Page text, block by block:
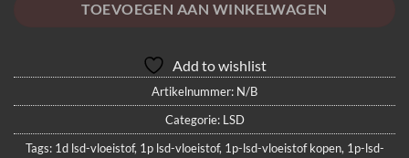
TOEVOEGEN AAN WINKELWAGEN
Add to wishlist
Artikelnummer: N/B
Categorie: LSD
Tags: 1d lsd-vloeistof, 1p lsd-vloeistof, 1p-lsd-vloeistof kopen, 1p-lsd-